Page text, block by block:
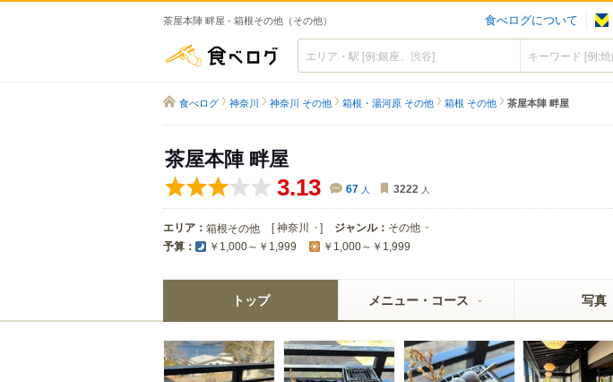
茶屋本陣 畔屋 - 箱根その他（その他） 食べログについて
食べログ
食べログ 神奈川 神奈川 その他 箱根・湯河原 その他 箱根 その他 茶屋本陣 畔屋
茶屋本陣 畔屋
3.13 67 人 3222 人
エリア： 箱根その他 [神奈川 ] ジャンル： その他
予算： ￥1,000～￥1,999 ￥1,000～￥1,999
トップ メニュー・コース 写真